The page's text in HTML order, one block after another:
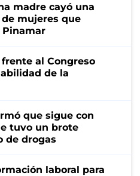
madre cayó una
mujeres que
Pinamar
al Congreso
de la
que sigue con
tuvo un brote
de drogas
laboral para